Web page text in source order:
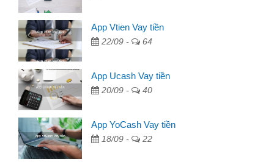
App Vtien Vay tiền
22/09 - 64
App Ucash Vay tiền
20/09 - 40
App YoCash Vay tiền
18/09 - 22